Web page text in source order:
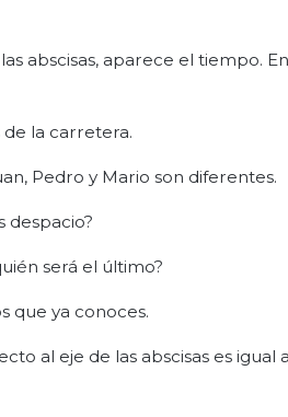
abscisas, aparece el tiempo.
de la carretera.
Pedro y Mario son diferentes.
despacio?
será el último?
que ya conoces.
al eje de las abscisas es